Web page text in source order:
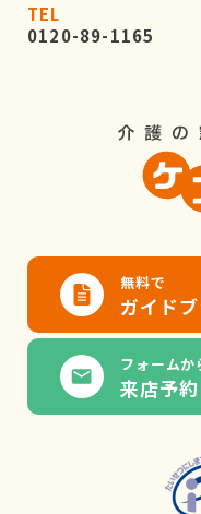
TEL
0120-89-1165
無料で
ガイド
フォームか
来店予